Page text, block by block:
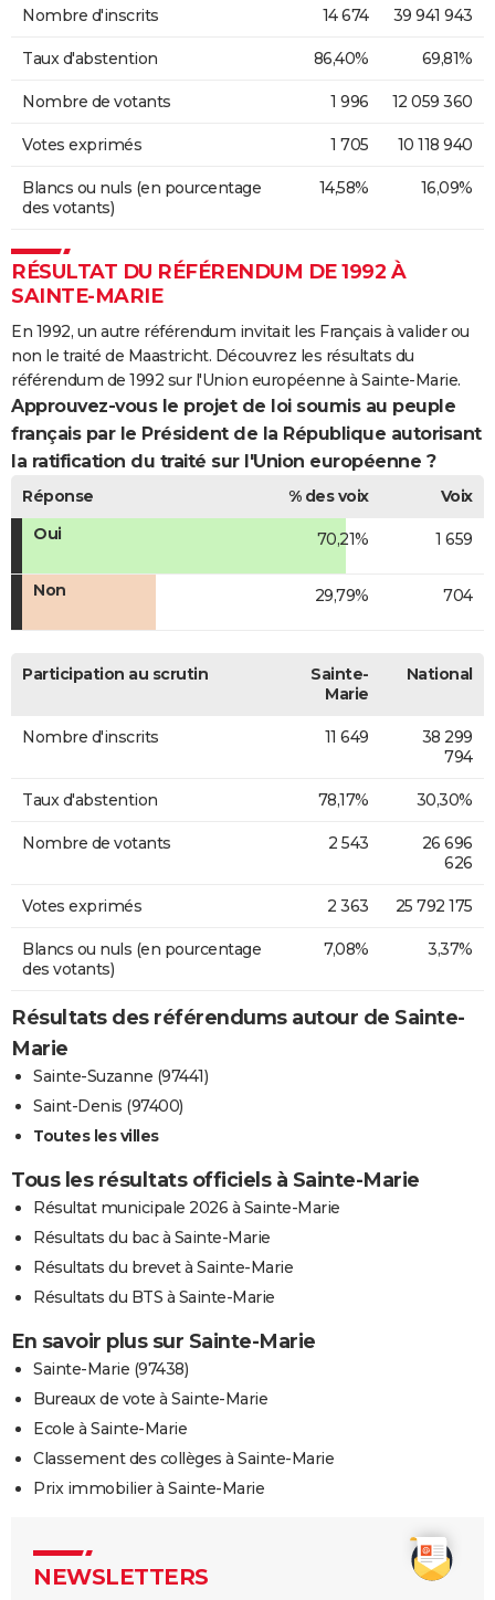
Nombre d'inscrits 14 674 39 941 943
Taux d'abstention 86,40% 69,81%
Nombre de votants 1 996 12 059 360
Votes exprimés 1 705 10 118 940
Blancs ou nuls (en pourcentage
des votants)
14,58% 16,09%
RÉSULTAT DU RÉFÉRENDUM DE 1992 À
SAINTE-MARIE
En 1992, un autre référendum invitait les Français à valider ou
non le traité de Maastricht. Découvrez les résultats du
référendum de 1992 sur l'Union européenne à Sainte-Marie.
Approuvez-vous le projet de loi soumis au peuple
français par le Président de la République autorisant
la ratification du traité sur l'Union européenne ?
Réponse % des voix
Voix
Oui
70,21% 1 659
Non 29,79% 704
Participation au scrutin
Sainte-
Marie
National
Nombre d'inscrits 11 649
38 299
794
Taux d'abstention 78,17% 30,30%
Nombre de votants 2 543
26 696
626
Votes exprimés 2 363 25 792 175
Blancs ou nuls (en pourcentage
des votants)
7,08% 3,37%
Résultats des référendums autour de Sainte-
Marie
Sainte-Suzanne (97441)
Saint-Denis (97400)
Toutes les villes
Tous les résultats officiels à Sainte-Marie
Résultat municipale 2026 à Sainte-Marie
Résultats du bac à Sainte-Marie
Résultats du brevet à Sainte-Marie
Résultats du BTS à Sainte-Marie
En savoir plus sur Sainte-Marie
Sainte-Marie (97438)
Bureaux de vote à Sainte-Marie
Ecole à Sainte-Marie
Classement des collèges à Sainte-Marie
Prix immobilier à Sainte-Marie
NEWSLETTERS